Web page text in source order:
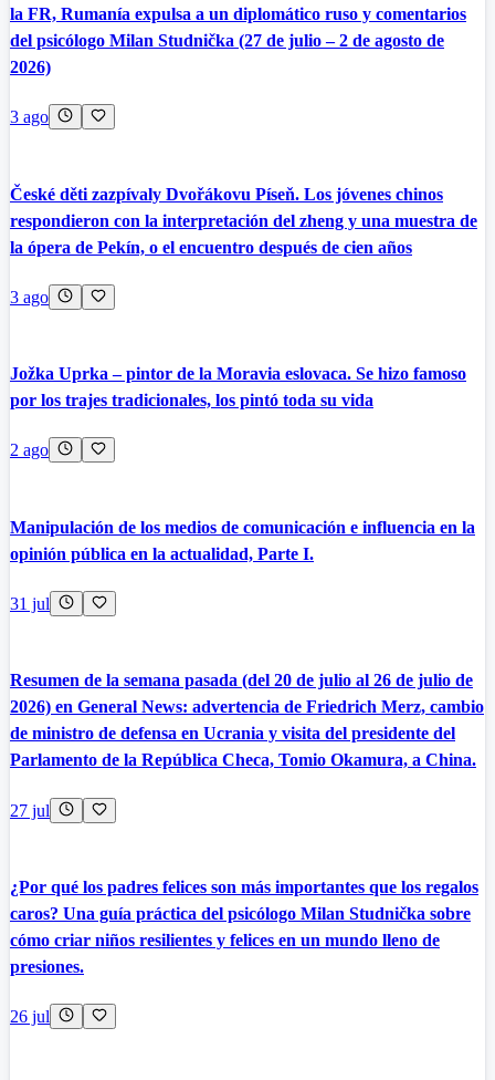
la FR, Rumanía expulsa a un diplomático ruso y comentarios
del psicólogo Milan Studnička (27 de julio – 2 de agosto de
2026)
3 ago
České děti zazpívaly Dvořákovu Píseň. Los jóvenes chinos
respondieron con la interpretación del zheng y una muestra de
la ópera de Pekín, o el encuentro después de cien años
3 ago
Jožka Uprka – pintor de la Moravia eslovaca. Se hizo famoso
por los trajes tradicionales, los pintó toda su vida
2 ago
Manipulación de los medios de comunicación e influencia en la
opinión pública en la actualidad, Parte I.
31 jul
Resumen de la semana pasada (del 20 de julio al 26 de julio de
2026) en General News: advertencia de Friedrich Merz, cambio
de ministro de defensa en Ucrania y visita del presidente del
Parlamento de la República Checa, Tomio Okamura, a China.
27 jul
¿Por qué los padres felices son más importantes que los regalos
caros? Una guía práctica del psicólogo Milan Studnička sobre
cómo criar niños resilientes y felices en un mundo lleno de
presiones.
26 jul